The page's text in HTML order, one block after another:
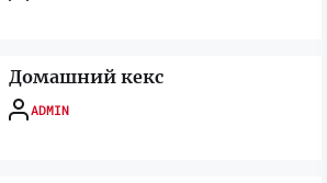
Домашний кекс
ADMIN